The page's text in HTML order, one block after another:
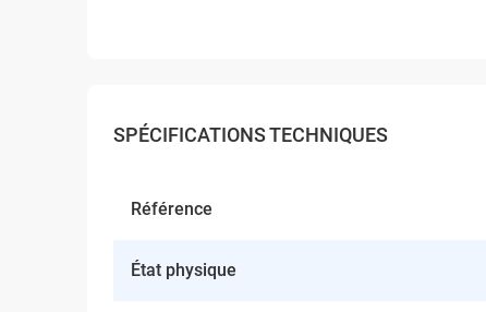
SPÉCIFICATIONS TECHNIQUES
Référence
État physique